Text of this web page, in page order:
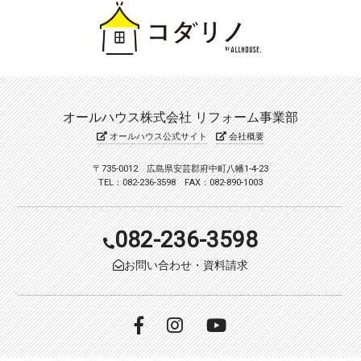
オールハウス株式会社 リフォーム事業部
オールハウス公式サイト 会社概要
〒735-0012 広島県安芸郡府中町八幡1-4-23
TEL：082-236-3598 FAX：082-890-1003
082-236-3598
お問い合わせ・資料請求